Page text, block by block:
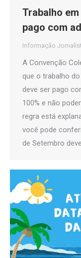
Trabalho
pago com
Informação
A Convenção
que o trabalho
deve ser pago
100% e não
regra está
você pode
de Setembro deve